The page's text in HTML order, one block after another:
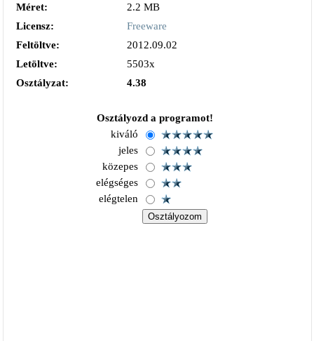
Méret:
2.2 MB
Licensz:
Freeware
Feltöltve:
2012.09.02
Letöltve:
5503x
Osztályzat:
4.38
Osztályozd a programot!
kiváló
jeles
közepes
elégséges
elégtelen